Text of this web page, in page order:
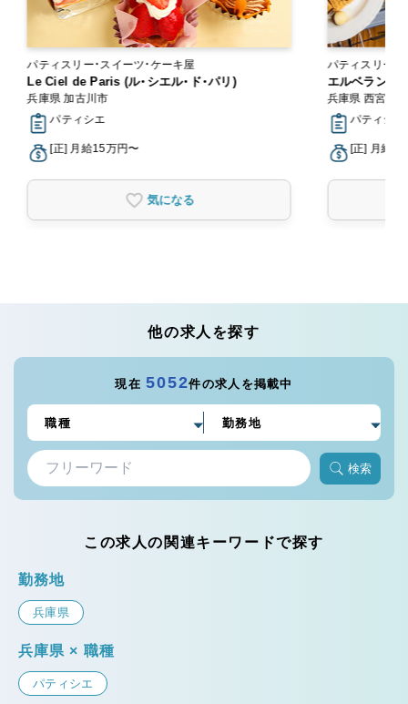
パティスリー・スイーツ・ケーキ屋
Le Ciel de Paris (ル・シエル・ド・パリ)
兵庫県 加古川市
パティシエ
[正] 月給15万円〜
気になる
パティスリー・
エルベラン
兵庫県 西宮市
パティシエ
[正] 月給
他の求人を探す
現在5052件の求人を掲載中
検索
この求人の関連キーワードで探す
勤務地
兵庫県
兵庫県 × 職種
パティシエ